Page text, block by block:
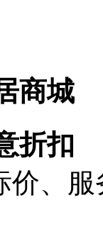
商城
折扣
价、